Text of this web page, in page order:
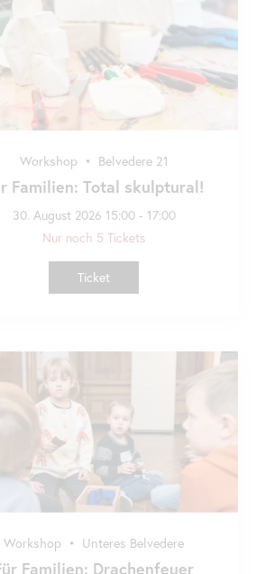
Familien: Total skulptural!
Workshop • Belvedere 21
30. August 2026 15:00 - 17:00
Nur noch 5 Tickets
Ticket
Familien: Drachenfeuer
Workshop • Unteres Belvedere